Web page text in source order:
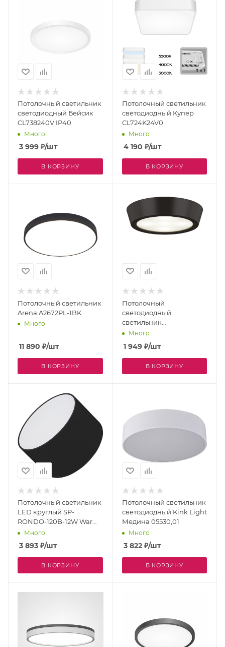
Потолочный светильник
светодиодный Бейсик
CL738240V IP40
Много
3 999 ₽/шт
В КОРЗИНУ
Потолочный светильник
светодиодный Купер
CL724K24V0
Много
4 190 ₽/шт
В КОРЗИНУ
Потолочный светильник
Arena A2672PL-1BK
Много
11 890 ₽/шт
В КОРЗИНУ
Потолочный
светодиодный
светильник
влагозащищенный
URBANO 214974
Много
1 949₽/шт
В КОРЗИНУ
Потолочный светильник
LED круглый SP-
RONDO-120B-12W Warm
White (Arlight, IP40
Металл, 3 года) 022902
Много
3 893 ₽/шт
В КОРЗИНУ
Потолочный светильник
светодиодный Kink Light
Медина 05530,01
Много
3 822₽/шт
В КОРЗИНУ